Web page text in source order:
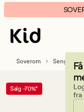
Summer
garnfarget
krepp
sengesett
banner.
Klikk
ESCAPE
pause.
fra
Soverom Sengetøy
Salg -70%*